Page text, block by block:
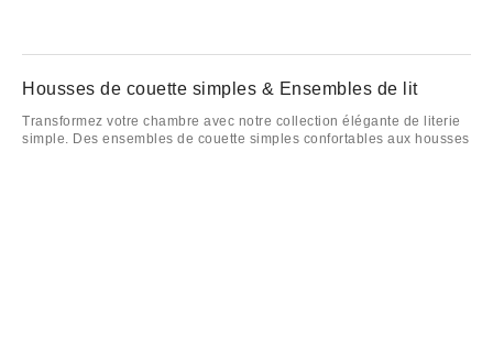
Housses de couette simples & Ensembles de lit
Transformez votre chambre avec notre collection élégante de literie
simple. Des ensembles de couette simples confortables aux housses